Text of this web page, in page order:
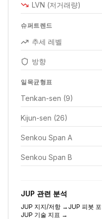
LVN (저거래량)
슈퍼트렌드
추세 레벨
방향
일목균형표
Tenkan-sen (9)
Kijun-sen (26)
Senkou Span A
Senkou Span B
JUP 관련 분석
JUP 지지/저항 → JUP 피봇
JUP 기술 지표 →